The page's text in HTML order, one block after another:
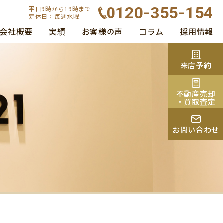
平日9時から19時まで
定休日：毎週水曜
0120-355-154
会社概要 実績 お客様の声 コラム 採用情報
来店予約
不動産売却
・買取査定
お問い合わせ